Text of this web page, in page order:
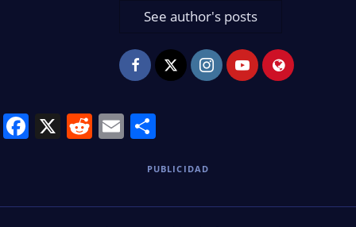
See author's posts
Facebook
X Reddit
Email
PUBLICIDAD